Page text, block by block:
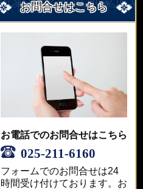
お問合せはこちら
お電話でのお問合せはこちら
025-211-6160
フォームでのお問合せは24
時間受け付けております。お